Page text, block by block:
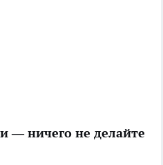
— ничего не делайте